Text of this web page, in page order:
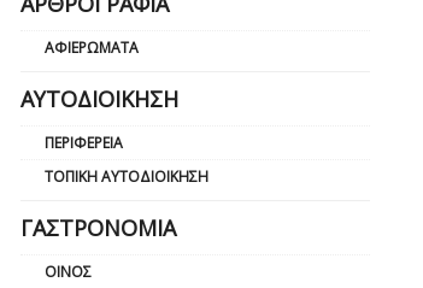
ΑΦΙΕΡΏΜΑΤΑ
ΑΥΤΟΔΙΟΊΚΗΣΗ
ΠΕΡΙΦΈΡΕΙΑ
ΤΟΠΙΚΉ ΑΥΤΟΔΙΟΊΚΗΣΗ
ΓΑΣΤΡΟΝΟΜΊΑ
ΟΊΝΟΣ